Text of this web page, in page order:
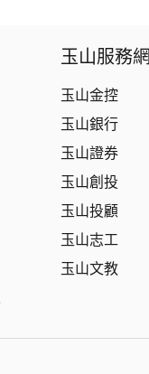
玉山服務網
玉山金控
玉山銀行
玉山證券
玉山創投
玉山投顧
玉山志工
玉山文教